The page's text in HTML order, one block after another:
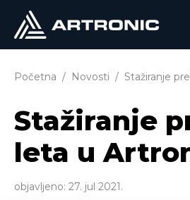
Početna Novosti Stažiranje
Stažiranje
leta u
objavljeno: 27. jul 2021.